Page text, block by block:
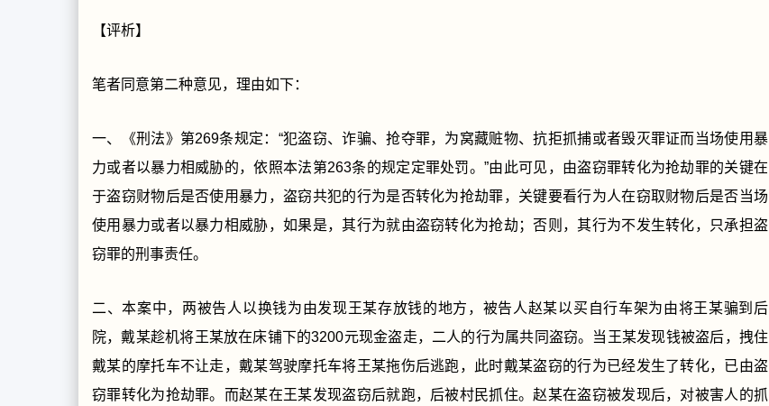
【评析】
笔者同意第二种意见，理由如下：
一、《刑法》第269条规定：“犯盗窃、诈骗、抢夺罪，为窝藏赃物、抗拒抓捕或者毁灭罪证而当场使用暴
力或者以暴力相威胁的，依照本法第263条的规定定罪处罚。”由此可见，由盗窃罪转化为抢劫罪的关键在
于盗窃财物后是否使用暴力，盗窃共犯的行为是否转化为抢劫罪，关键要看行为人在窃取财物后是否当场
使用暴力或者以暴力相威胁，如果是，其行为就由盗窃转化为抢劫；否则，其行为不发生转化，只承担盗
窃罪的刑事责任。
二、本案中，两被告人以换钱为由发现王某存放钱的地方，被告人赵某以买自行车架为由将王某骗到后
院，戴某趁机将王某放在床铺下的3200元现金盗走，二人的行为属共同盗窃。当王某发现钱被盗后，拽住
戴某的摩托车不让走，戴某驾驶摩托车将王某拖伤后逃跑，此时戴某盗窃的行为已经发生了转化，已由盗
窃罪转化为抢劫罪。而赵某在王某发现盗窃后就跑，后被村民抓住。赵某在盗窃被发现后，对被害人的抓